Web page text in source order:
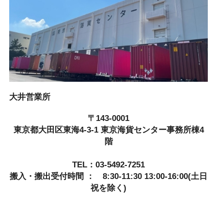
大井営業所
〒143-0001
東京都大田区東海4-3-1 東京海貨センター事務所棟4
階
TEL：03-5492-7251
搬入・搬出受付時間 ： 8:30-11:30 13:00-16:00(土日
祝を除く)